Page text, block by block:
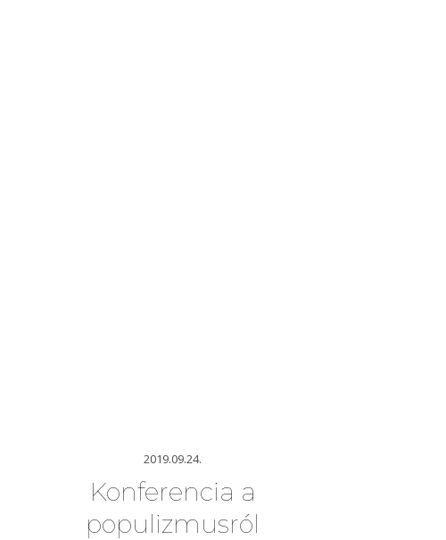
2019.09.24.
Konferencia a
populizmusról